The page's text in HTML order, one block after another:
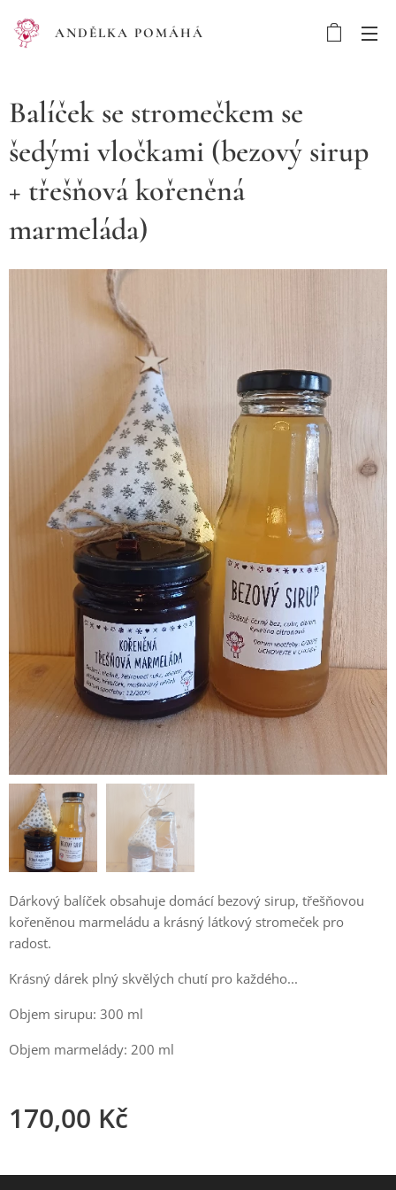
ANDĚLKA POMÁHÁ
Balíček se stromečkem se
šedými vločkami (bezový sirup
+ třešňová kořeněná
marmeláda)
Dárkový balíček obsahuje domácí bezový sirup, třešňovou
kořeněnou marmeládu a krásný látkový stromeček pro
radost.
Krásný dárek plný skvělých chutí pro každého...
Objem sirupu: 300 ml
Objem marmelády: 200 ml
170,00 Kč